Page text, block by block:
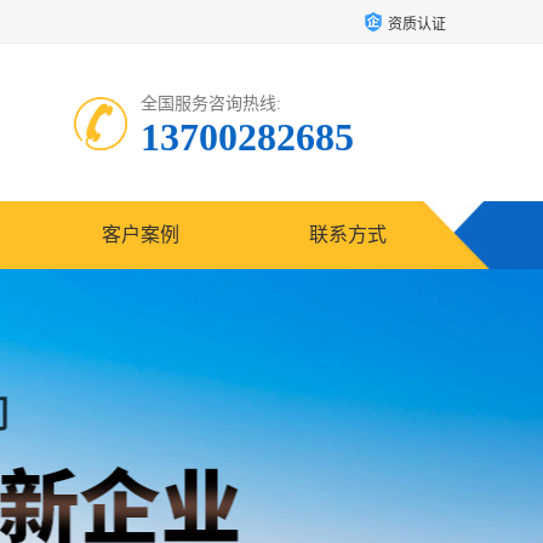
资质认证
全国服务咨询热线:
13700282685
客户案例 联系方式